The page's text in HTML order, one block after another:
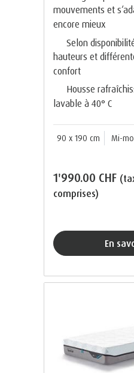
mouvements et
encore mieux
Selon
hauteurs et
confort
Housse
lavable à 40° C
90 x 190 cm Mi-
1'990.00 CHF
comprises)
En